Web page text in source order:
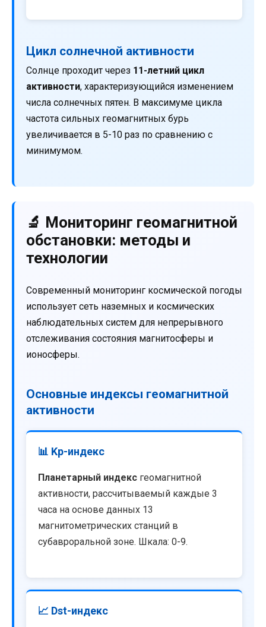
Цикл солнечной активности
Солнце проходит через 11-летний цикл
активности, характеризующийся изменением
числа солнечных пятен. В максимуме цикла
частота сильных геомагнитных бурь
увеличивается в 5-10 раз по сравнению с
минимумом.
🔬 Мониторинг геомагнитной
обстановки: методы и
технологии
Современный мониторинг космической погоды
использует сеть наземных и космических
наблюдательных систем для непрерывного
отслеживания состояния магнитосферы и
ионосферы.
Основные индексы геомагнитной
активности
📊 Kp-индекс
Планетарный индекс геомагнитной
активности, рассчитываемый каждые 3
часа на основе данных 13
магнитометрических станций в
субавроральной зоне. Шкала: 0-9.
📈 Dst-индекс